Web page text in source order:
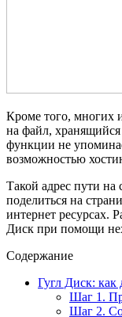
Кроме того, многих
на файл,
функции не
возможностью
Такой адрес пути на
поделиться на
интернет ресурсах.
Диск при помощи
Содержание
Гугл Диск: как
Шаг 1.
Шаг 2.